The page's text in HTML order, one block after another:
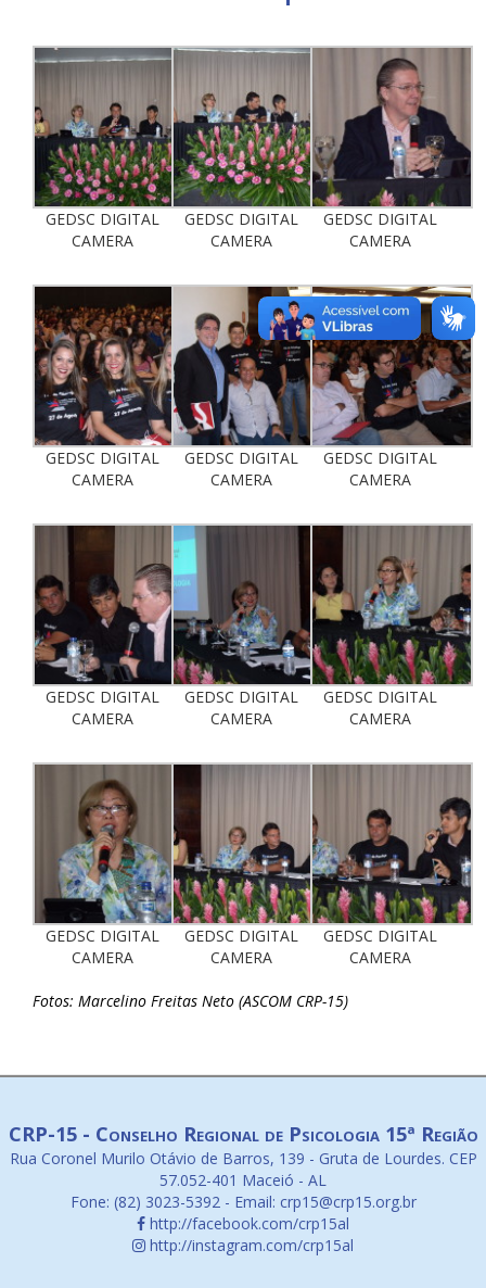
GEDSC DIGITAL
CAMERA
GEDSC DIGITAL
CAMERA
GEDSC DIGITAL
CAMERA
GEDSC DIGITAL
CAMERA
GEDSC DIGITAL
CAMERA
GEDSC DIGITAL
CAMERA
GEDSC DIGITAL
CAMERA
GEDSC DIGITAL
CAMERA
GEDSC DIGITAL
CAMERA
GEDSC DIGITAL
CAMERA
GEDSC DIGITAL
CAMERA
GEDSC DIGITAL
CAMERA
Fotos: Marcelino Freitas Neto (ASCOM CRP-15)
CRP-15 - Conselho Regional de Psicologia 15ª Região
Rua Coronel Murilo Otávio de Barros, 139 - Gruta de Lourdes. CEP
57.052-401 Maceió - AL
Fone: (82) 3023-5392 - Email: crp15@crp15.org.br
http://facebook.com/crp15al
http://instagram.com/crp15al